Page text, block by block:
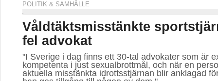
POLITIK & SAMHÄLLE
Våldtäktsmisstänkte
fel advokat
"I Sverige i dag finns ett 30-tal advokater som är
kompetenta i just sexualbrottmål, och när en
aktuella misstänkta idrottsstjärnan blir anklagad